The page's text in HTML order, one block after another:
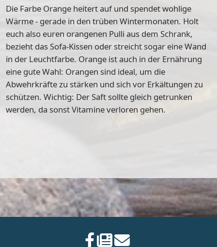
Die Farbe Orange heitert auf und spendet wohlige
Wärme- gerade in den trüben Wintermonaten. Holt
euch also euren orangenen Pulli aus dem Schrank,
bezieht das Sofa-Kissen oder streicht sogar eine Wand
in der Leuchtfarbe. Orange ist auch in der Ernährung
eine gute Wahl: Orangen sind ideal, um die
Abwehrkräfte zu stärken und sich vor Erkältungen zu
schützen. Wichtig: Der Saft sollte gleich getrunken
werden, da sonst Vitamine verloren gehen.